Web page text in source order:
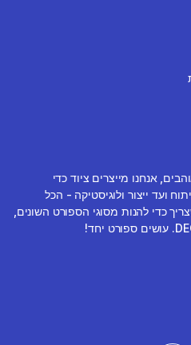
אנחנו מייצרים ציוד כדי
ועד ייצור ולוגיסטיקה - הכל
כדי להנות מסוגי הספורט השונים,